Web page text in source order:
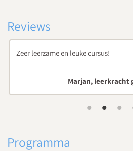
Reviews
Hele fijne cursus met praktische tips
Mandy
Programma